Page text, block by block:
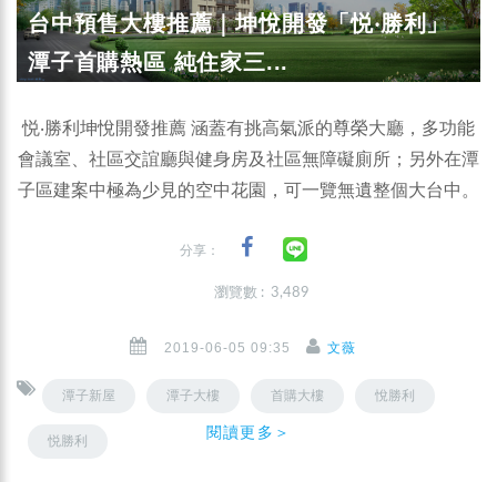
台中預售大樓推薦｜坤悅開發「悦‧勝利」
潭子首購熱區 純住家三...
悦‧勝利坤悅開發推薦 涵蓋有挑高氣派的尊榮大廳，多功能
會議室、社區交誼廳與健身房及社區無障礙廁所；另外在潭
子區建案中極為少見的空中花園，可一覽無遺整個大台中。
分享：
瀏覽數 : 3,489
2019-06-05 09:35 文薇
潭子新屋 潭子大樓 首購大樓 悅勝利
悦勝利 閱讀更多＞